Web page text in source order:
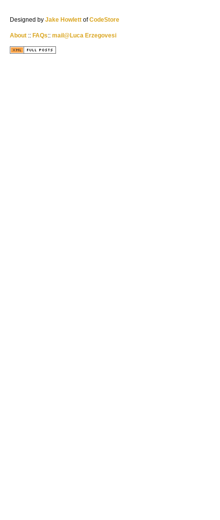
Designed by Jake Howlett ofCodeStore
About :: FAQs:: mail@Luca Erzegovesi